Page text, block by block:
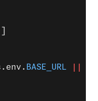
BASE_URL